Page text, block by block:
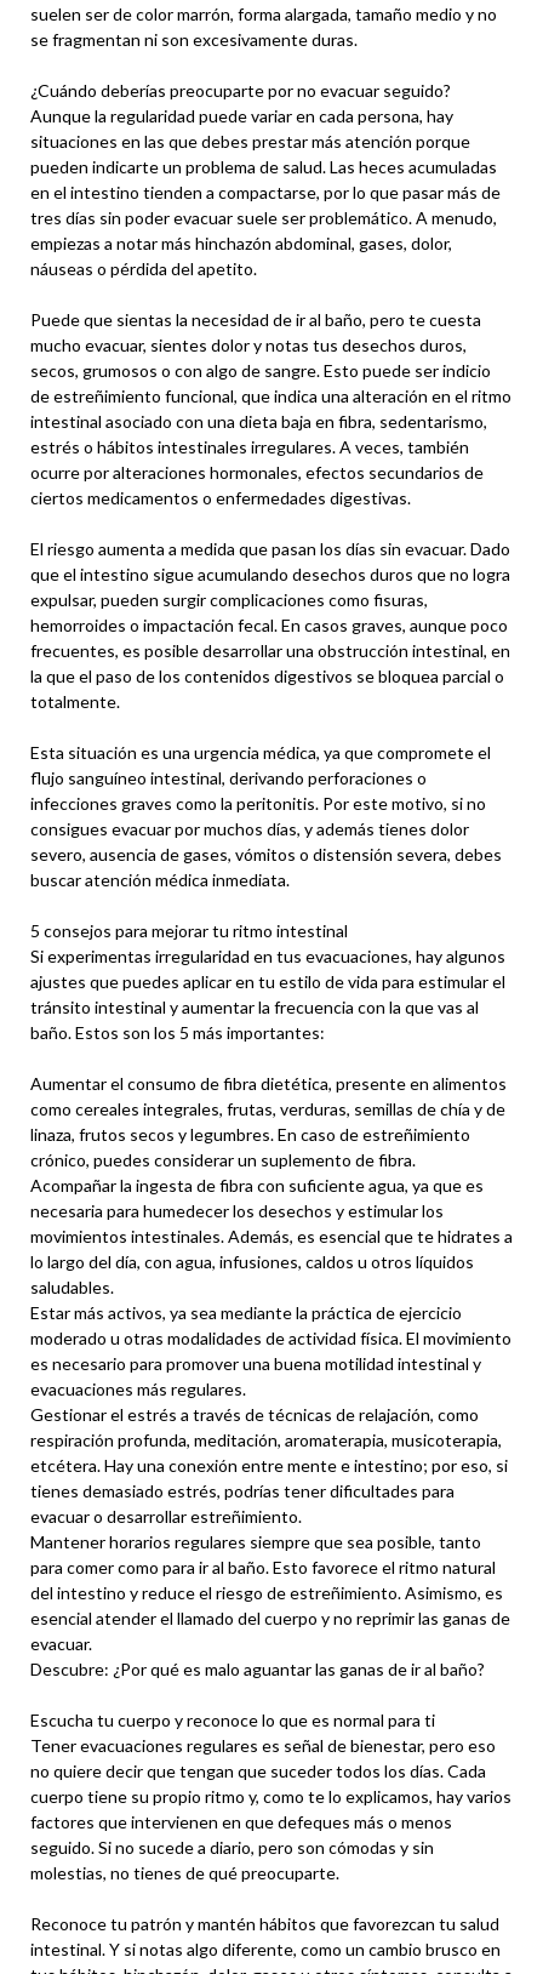
suelen ser de color marrón, forma alargada, tamaño medio y no
se fragmentan ni son excesivamente duras.
¿Cuándo deberías preocuparte por no evacuar seguido?
Aunque la regularidad puede variar en cada persona, hay
situaciones en las que debes prestar más atención porque
pueden indicarte un problema de salud. Las heces acumuladas
en el intestino tienden a compactarse, por lo que pasar más de
tres días sin poder evacuar suele ser problemático. A menudo,
empiezas a notar más hinchazón abdominal, gases, dolor,
náuseas o pérdida del apetito.
Puede que sientas la necesidad de ir al baño, pero te cuesta
mucho evacuar, sientes dolor y notas tus desechos duros,
secos, grumosos o con algo de sangre. Esto puede ser indicio
de estreñimiento funcional, que indica una alteración en el ritmo
intestinal asociado con una dieta baja en fibra, sedentarismo,
estrés o hábitos intestinales irregulares. A veces, también
ocurre por alteraciones hormonales, efectos secundarios de
ciertos medicamentos o enfermedades digestivas.
El riesgo aumenta a medida que pasan los días sin evacuar. Dado
que el intestino sigue acumulando desechos duros que no logra
expulsar, pueden surgir complicaciones como fisuras,
hemorroides o impactación fecal. En casos graves, aunque poco
frecuentes, es posible desarrollar una obstrucción intestinal, en
la que el paso de los contenidos digestivos se bloquea parcial o
totalmente.
Esta situación es una urgencia médica, ya que compromete el
flujo sanguíneo intestinal, derivando perforaciones o
infecciones graves como la peritonitis. Por este motivo, si no
consigues evacuar por muchos días, y además tienes dolor
severo, ausencia de gases, vómitos o distensión severa, debes
buscar atención médica inmediata.
5 consejos para mejorar tu ritmo intestinal
Si experimentas irregularidad en tus evacuaciones, hay algunos
ajustes que puedes aplicar en tu estilo de vida para estimular el
tránsito intestinal y aumentar la frecuencia con la que vas al
baño. Estos son los 5 más importantes:
Aumentar el consumo de fibra dietética, presente en alimentos
como cereales integrales, frutas, verduras, semillas de chía y de
linaza, frutos secos y legumbres. En caso de estreñimiento
crónico, puedes considerar un suplemento de fibra.
Acompañar la ingesta de fibra con suficiente agua, ya que es
necesaria para humedecer los desechos y estimular los
movimientos intestinales. Además, es esencial que te hidrates a
lo largo del día, con agua, infusiones, caldos u otros líquidos
saludables.
Estar más activos, ya sea mediante la práctica de ejercicio
moderado u otras modalidades de actividad física. El movimiento
es necesario para promover una buena motilidad intestinal y
evacuaciones más regulares.
Gestionar el estrés a través de técnicas de relajación, como
respiración profunda, meditación, aromaterapia, musicoterapia,
etcétera. Hay una conexión entre mente e intestino; por eso, si
tienes demasiado estrés, podrías tener dificultades para
evacuar o desarrollar estreñimiento.
Mantener horarios regulares siempre que sea posible, tanto
para comer como para ir al baño. Esto favorece el ritmo natural
del intestino y reduce el riesgo de estreñimiento. Asimismo, es
esencial atender el llamado del cuerpo y no reprimir las ganas de
evacuar.
Descubre: ¿Por qué es malo aguantar las ganas de ir al baño?
Escucha tu cuerpo y reconoce lo que es normal para ti
Tener evacuaciones regulares es señal de bienestar, pero eso
no quiere decir que tengan que suceder todos los días. Cada
cuerpo tiene su propio ritmo y, como te lo explicamos, hay varios
factores que intervienen en que defeques más o menos
seguido. Si no sucede a diario, pero son cómodas y sin
molestias, no tienes de qué preocuparte.
Reconoce tu patrón y mantén hábitos que favorezcan tu salud
intestinal. Y si notas algo diferente, como un cambio brusco en